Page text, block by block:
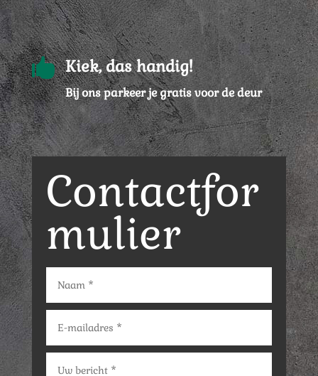
 Kiek, das handig!
Bij ons parkeer je gratis voor de deur
Contactfor
mulier